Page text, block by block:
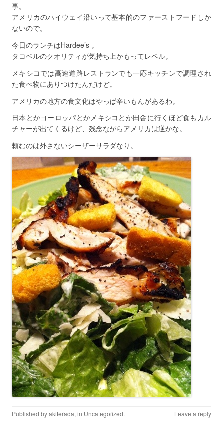
事。
アメリカのハイウェイ沿いって基本的のファーストフードしか
ないので。
今日のランチはHardee’s 。
タコベルのクオリティが気持ち上かもってレベル。
メキシコでは高速道路レストランでも一応キッチンで調理され
た食べ物にありつけたんだけど。
アメリカの地方の食文化はやっぱ辛いもんがあるわ。
日本とかヨーロッパとかメキシコとか田舎に行くほど食もカル
チャーが出てくるけど、残念ながらアメリカは逆かな。
頼むのは外さないシーザーサラダなり。
Published byakiterada, in Uncategorized. Leave a reply